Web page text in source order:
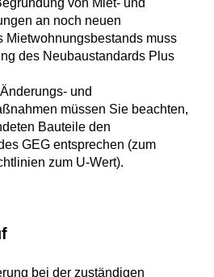
von Miet- und
an noch neuen
Mietwohnungsbestands muss
des Neubaustandards Plus
und
müssen Sie beachten,
Bauteile den
GEG entsprechen (zum
zum U-Wert).
bei der zuständigen